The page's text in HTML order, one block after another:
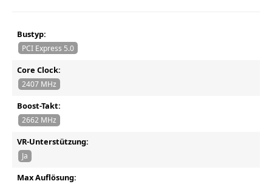
Bustyp:
PCI Express 5.0
Core Clock:
2407 MHz
Boost-Takt:
2662 MHz
VR-Unterstützung:
Ja
Max Auflösung: